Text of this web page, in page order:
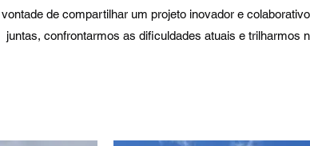
de compartilhar um projeto inovador e
juntas, confrontarmos as dificuldades atuais e trilharmos